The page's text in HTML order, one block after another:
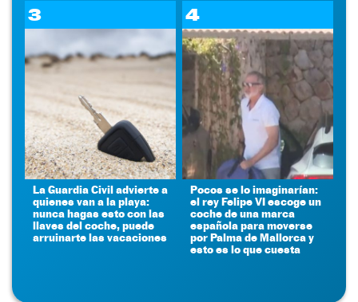
3
La Guardia Civil advierte a
quienes van a la playa:
nunca hagas esto con las
llaves del coche, puede
arruinarte las vacaciones
4
Pocos se lo imaginarían:
el rey Felipe VI escoge un
coche de una marca
española para moverse
por Palma de Mallorca y
esto es lo que cuesta